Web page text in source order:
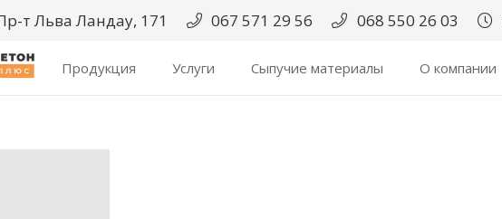
т Льва Ландау, 171 067 571 29 56 068 550 26 03
Продукция Услуги Сыпучие материалы О компании